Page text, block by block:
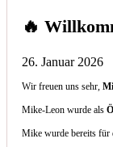
🔥
26. Januar 2026
Wir freuen uns sehr,
Mike-Leon wurde als
Mike wurde bereits für
Anruf, 3
Thomas
aus